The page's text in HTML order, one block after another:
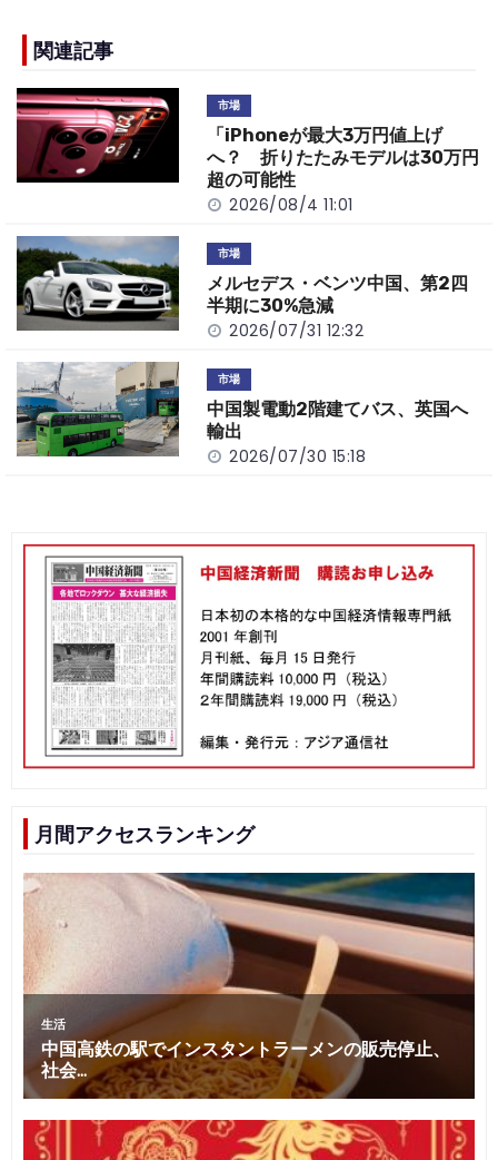
e
b
o
o
k
n
k
関連記事
市場
「iPhoneが最大3万円値上げ
へ？ 折りたたみモデルは30万円
超の可能性
2026/08/4 11:01
市場
メルセデス・ベンツ中国、第2四
半期に30%急減
2026/07/31 12:32
市場
中国製電動2階建てバス、英国へ
輸出
2026/07/30 15:18
月間アクセスランキング